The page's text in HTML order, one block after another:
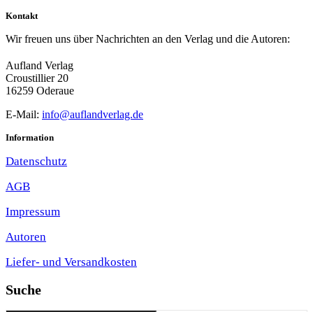
Kontakt
Wir freuen uns über Nachrichten an den Verlag und die Autoren:
Aufland Verlag
Croustillier 20
16259 Oderaue
E-Mail: info@auflandverlag.de
Information
Datenschutz
AGB
Impressum
Autoren
Liefer- und Versandkosten
Suche